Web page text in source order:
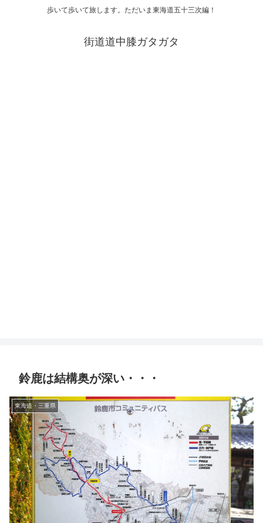
歩いて歩いて旅します。ただいま東海道五十三次編！
街道道中膝ガタガタ
鈴鹿は結構奥が深い・・・
東海道・三重県